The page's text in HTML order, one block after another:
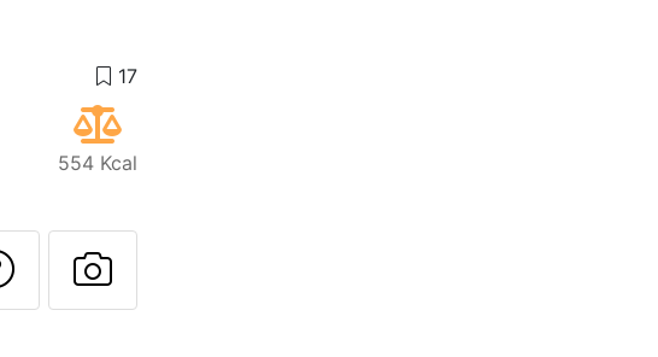
554 Kcal
recette à un ami
cette page
Poser une question à l'auteur
Publier votre photo de cette